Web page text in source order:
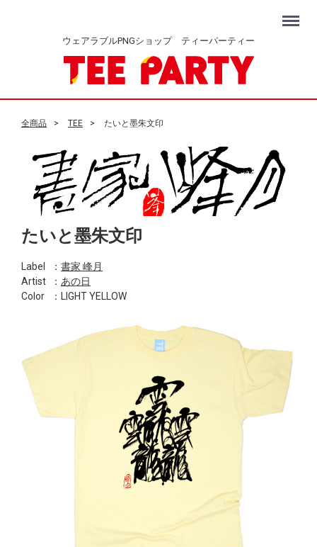
ウェアラブルPNGショップ ティーパーティー
Menu
全商品 TEE たいと墨朱文印
たいと墨朱文印
Label ： 書家 峰月
Artist
： あの日
Color
：LIGHT YELLOW